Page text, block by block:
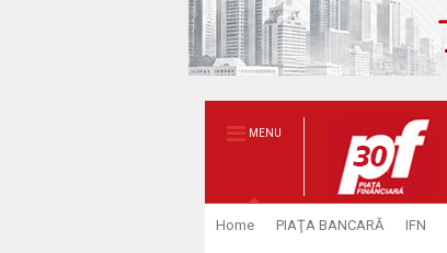
MENU
Home PIAŢA BANCARĂ IFN